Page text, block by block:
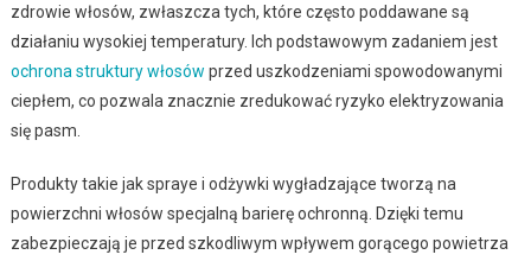
zdrowie włosów, zwłaszcza tych, które często poddawane są
działaniu wysokiej temperatury. Ich podstawowym zadaniem jest
ochrona struktury włosów przed uszkodzeniami spowodowanymi
ciepłem, co pozwala znacznie zredukować ryzyko elektryzowania
się pasm.
Produkty takie jak spraye i odżywki wygładzające tworzą na
powierzchni włosów specjalną barierę ochronną. Dzięki temu
zabezpieczają je przed szkodliwym wpływem gorącego powietrza